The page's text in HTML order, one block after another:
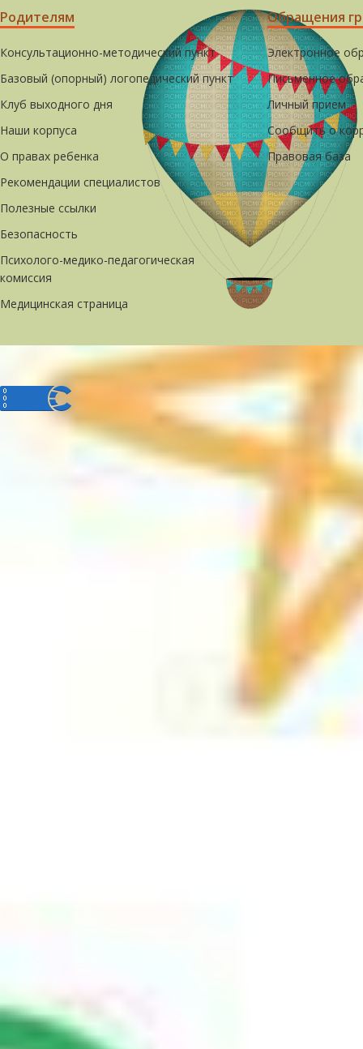
Родителям
Консультационно-методический пункт
Базовый (опорный) логопедический пункт
Клуб выходного дня
Наши корпуса
О правах ребенка
Рекомендации специалистов
Полезные ссылки
Безопасность
Психолого-медико-педагогическая
комиссия
Медицинская страница
Обращения
Электронное
Письменное
Личный прием
Сообщить о
Правовая база